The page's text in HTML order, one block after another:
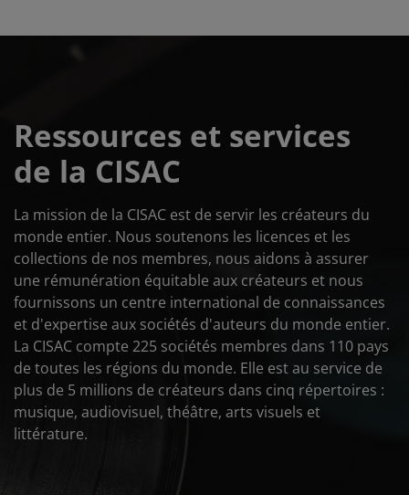
Ressources et services
de la CISAC
La mission de la CISAC est de servir les créateurs du
monde entier. Nous soutenons les licences et les
collections de nos membres, nous aidons à assurer
une rémunération équitable aux créateurs et nous
fournissons un centre international de connaissances
et d'expertise aux sociétés d'auteurs du monde entier.
La CISAC compte 225 sociétés membres dans 110 pays
de toutes les régions du monde. Elle est au service de
plus de 5 millions de créateurs dans cinq répertoires :
musique, audiovisuel, théâtre, arts visuels et
littérature.